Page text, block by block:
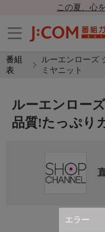
この夏、心
番組
表
ルーエンローズ
ミヤニット
エラー
ルーエンロー
品質!たっぷり